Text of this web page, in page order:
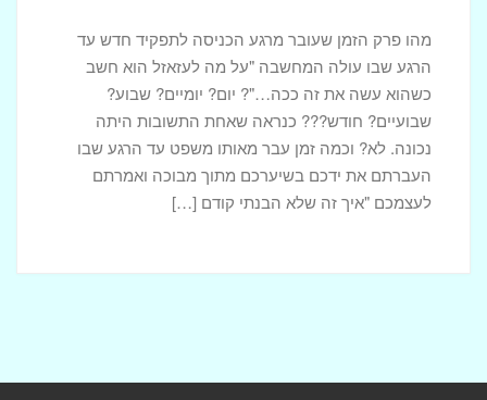
מהו פרק הזמן שעובר מרגע הכניסה לתפקיד חדש עד
הרגע שבו עולה המחשבה "על מה לעזאזל הוא חשב
כשהוא עשה את זה ככה…"? יום? יומיים? שבוע?
שבועיים? חודש??? כנראה שאחת התשובות היתה
נכונה. לא? וכמה זמן עבר מאותו משפט עד הרגע שבו
העברתם את ידכם בשיערכם מתוך מבוכה ואמרתם
לעצמכם "איך זה שלא הבנתי קודם […]